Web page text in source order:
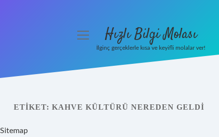
Yasal Uyarı
Hakkımızda
menüyüHızlı Bilgi Molası
İlginç gerçeklerle kısa ve keyifli molalar ver!
ETIKET: KAHVE KÜLTÜRÜ NEREDEN GELDI
Sitemap